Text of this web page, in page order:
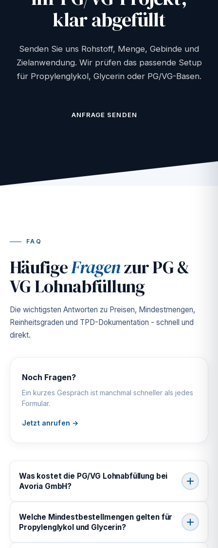
klar abgefüllt
Senden Sie uns Rohstoff, Menge, Gebinde und
Zielanwendung. Wir prüfen das passende Setup
für Propylenglykol, Glycerin oder PG/VG-Basen.
ANFRAGE SENDEN
FAQ
HäufigeFragenzur PG &
VG Lohnabfüllung
Die wichtigsten Antworten zu Preisen, Mindestmengen,
Reinheitsgraden und TPD-Dokumentation - schnell und
direkt.
Noch Fragen?
Ein kurzes Gespräch ist manchmal schneller als jedes
Formular.
Jetzt anrufen →
Was kostet die PG/VG Lohnabfüllung bei
Avoria GmbH?
Welche Mindestbestellmengen gelten für
Propylenglykol und Glycerin?